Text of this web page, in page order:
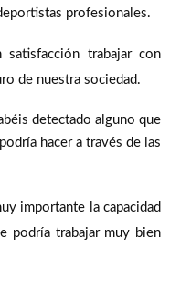
profesionales.
satisfacción trabajar con
de nuestra sociedad.
detectado alguno que
hacer a través de las
importante la capacidad
podría trabajar muy bien